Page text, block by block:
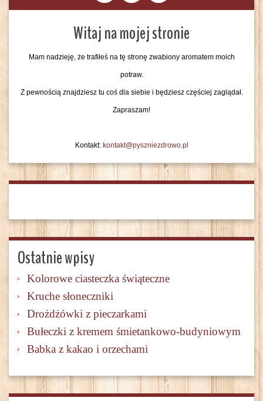
Witaj na mojej stronie
Mam nadzieję, że trafiłeś na tę stronę zwabiony aromatem moich
potraw.
Z pewnością znajdziesz tu coś dla siebie i będziesz częściej zaglądał.
Zapraszam!
Kontakt: kontakt@pyszniezdrowo.pl
Ostatnie wpisy
Kolorowe ciasteczka świąteczne
Kruche słoneczniki
Drożdżówki z pieczarkami
Bułeczki z kremem śmietankowo-budyniowym
Babka z kakao i orzechami